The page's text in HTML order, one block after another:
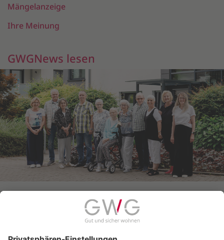
Mängelanzeige
Ihre Meinung
GWGNews lesen
zur aktuellen Ausgabe